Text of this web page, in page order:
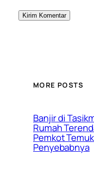
MORE POSTS
Banjir di
Rumah
Pemkot
Penyebabnya